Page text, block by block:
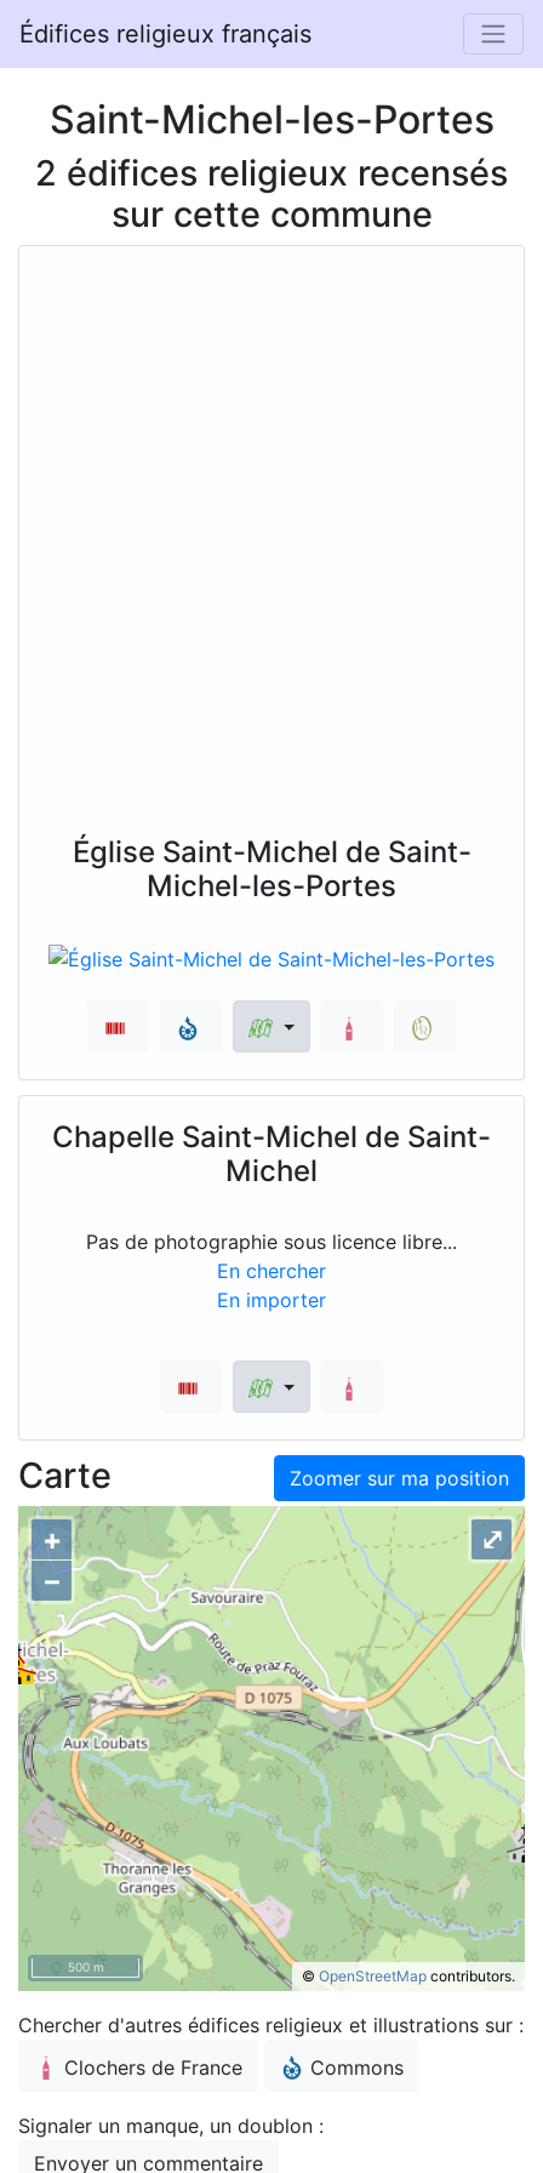
Édifices religieux français
Saint-Michel-les-Portes
2 édifices religieux recensés
sur cette commune
Église Saint-Michel de Saint-
Michel-les-Portes
Chapelle Saint-Michel de Saint-
Michel
Pas de photographie sous licence libre...
En chercher
En importer
Zoomer sur ma position
Carte
+
–
© OpenStreetMap contributors.
⤢
500 m
Chercher d'autres édifices religieux et illustrations sur :
Clochers de France
Commons
Signaler un manque, un doublon :
Envoyer un commentaire